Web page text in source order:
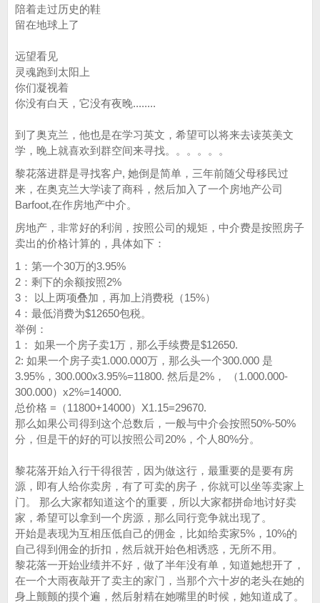
陪着走过历史的鞋
留在地球上了
远望看见
灵魂跑到太阳上
你们凝视着
你没有白天，它没有夜晚........
到了奥克兰，他也是在学习英文，希望可以将来去读英美文
学，晚上就喜欢到群空间来寻找。。。。。。
黎花落进群是寻找客户, 她倒是简单，三年前随父母移民过
来，在奥克兰大学读了商科，然后加入了一个房地产公司
Barfoot,在作房地产中介。
房地产，非常好的利润，按照公司的规矩，中介费是按照房子
卖出的价格计算的，具体如下：
1：第一个30万的3.95%
2：剩下的余额按照2%
3： 以上两项叠加，再加上消费税（15%）
4：最低消费为$12650包税。
举例：
1： 如果一个房子卖1万，那么手续费是$12650.
2: 如果一个房子卖1.000.000万，那么头一个300.000 是
3.95%，300.000x3.95%=11800. 然后是2%， （1.000.000-
300.000）x2%=14000.
总价格 =（11800+14000）X1.15=29670.
那么如果公司得到这个总数后，一般与中介会按照50%-50%
分，但是干的好的可以按照公司20%，个人80%分。
黎花落开始入行干得很苦，因为做这行，最重要的是要有房
源，即有人给你卖房，有了可卖的房子，你就可以坐等卖家上
门。 那么大家都知道这个的重要，所以大家都拼命地讨好卖
家，希望可以拿到一个房源，那么同行竞争就出现了。
开始是表现为互相压低自己的佣金，比如给卖家5%，10%的
自己得到佣金的折扣，然后就开始色相诱惑，无所不用。
黎花落一开始业绩并不好，做了半年没有单，知道她想开了，
在一个大雨夜敲开了卖主的家门，当那个六十岁的老头在她的
身上颤颤的摸个遍，然后射精在她嘴里的时候，她知道成了。